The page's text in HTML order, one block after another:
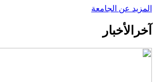
المزيد عن الجامعة
آخر الأخبار